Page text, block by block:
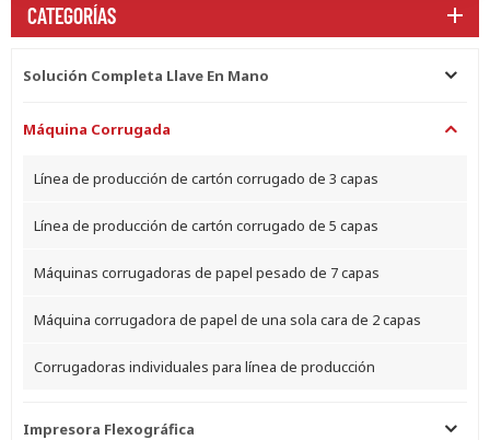
CATEGORÍAS
Solución Completa Llave En Mano
Máquina Corrugada
Línea de producción de cartón corrugado de 3 capas
Línea de producción de cartón corrugado de 5 capas
Máquinas corrugadoras de papel pesado de 7 capas
Máquina corrugadora de papel de una sola cara de 2 capas
Corrugadoras individuales para línea de producción
Impresora Flexográfica